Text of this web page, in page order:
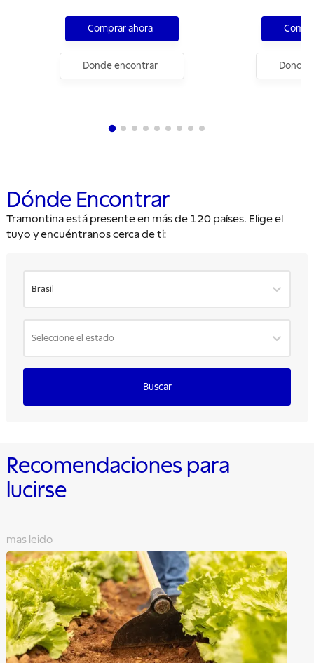
Comprar ahora
Donde encontrar Donde
Dónde Encontrar
Tramontina está presente en más de 120 países. Elige el
tuyo y encuéntranos cerca de ti:
Brasil
Seleccione el estado
Buscar
Recomendaciones para
lucirse
mas leido